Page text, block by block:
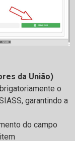
da União)
o
garantindo a
do campo